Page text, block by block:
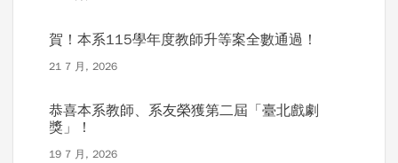
賀！本系115學年度教師升等案全數通過！
21 7 月, 2026
恭喜本系教師、系友榮獲第二屆「臺北戲劇
獎」！
19 7 月, 2026